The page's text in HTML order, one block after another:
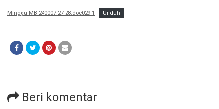
Minggu-MB-240007.27-28.doc029-1 Unduh
Beri komentar